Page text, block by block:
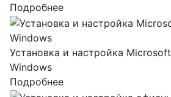
Подробнее
Установка и настройка Microsoft
Windows
Подробнее